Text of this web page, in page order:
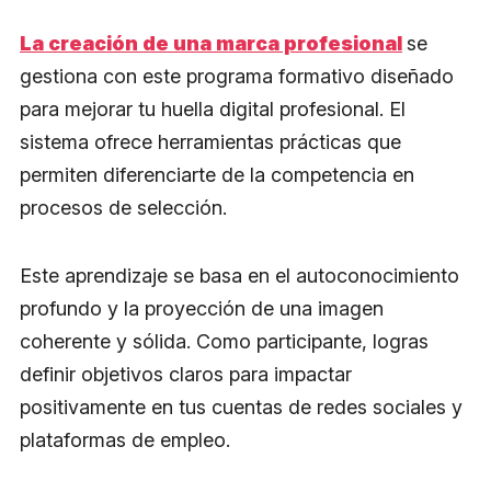
La creación de una marca profesionalse
gestiona con este programa formativo diseñado
para mejorar tu huella digital profesional. El
sistema ofrece herramientas prácticas que
permiten diferenciarte de la competencia en
procesos de selección.
Este aprendizaje se basa en el autoconocimiento
profundo y la proyección de una imagen
coherente y sólida. Como participante, logras
definir objetivos claros para impactar
positivamente en tus cuentas de redes sociales y
plataformas de empleo.